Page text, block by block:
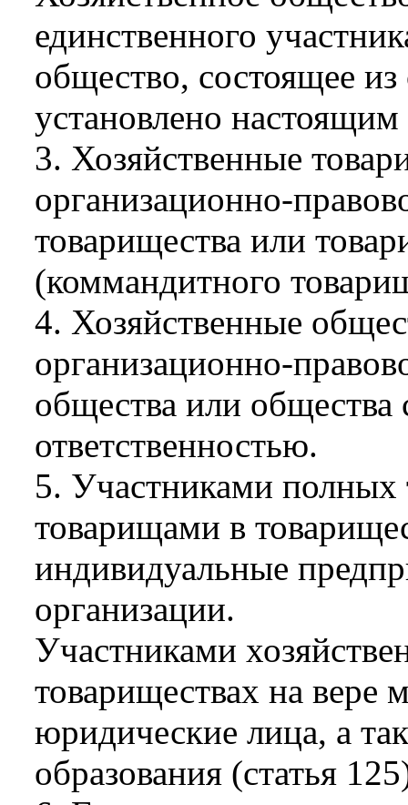
единственного
общество, состоящее
установлено
3. Хозяйственные
организационно-
товарищества или
(коммандитного
4. Хозяйственные
организационно-
общества или общества
ответственностью.
5. Участниками
товарищами в
индивидуальные
организации.
Участниками
товариществах на вере
юридические лица, а
образования (статья